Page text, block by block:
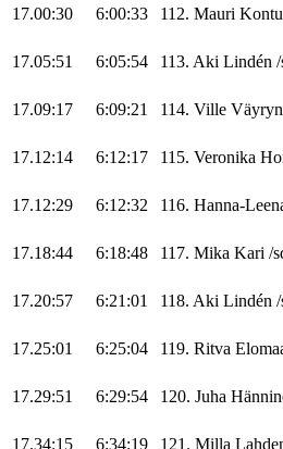
17.00:30 6:00:33 112. Mauri Kontu
17.05:51 6:05:54 113. Aki Lindén /
17.09:17 6:09:21 114. Ville
17.12:14 6:12:17 115. Veronika
17.12:29 6:12:32 116. Hanna-
17.18:44 6:18:48 117. Mika Kari /
17.20:57 6:21:01 118. Aki Lindén /
17.25:01 6:25:04 119. Ritva
17.29:51 6:29:54 120. Juha
17.34:15 6:34:19 121. Milla